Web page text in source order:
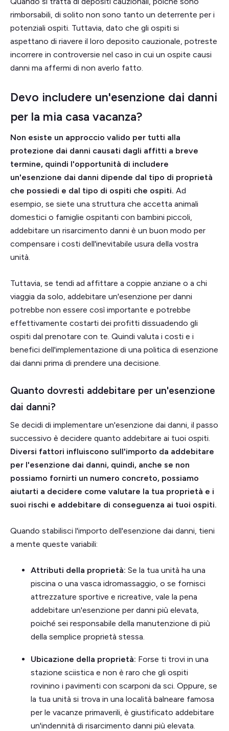
rimborsabili, di solito non sono tanto un deterrente per i
potenziali ospiti. Tuttavia, dato che gli ospiti si
aspettano di riavere il loro deposito cauzionale, potreste
incorrere in controversie nel caso in cui un ospite causi
danni ma affermi di non averlo fatto.
Devo includere un'esenzione dai danni
per la mia casa vacanza?
Non esiste un approccio valido per tutti alla
protezione dai danni causati dagli affitti a breve
termine, quindi l'opportunità di includere
un'esenzione dai danni dipende dal tipo di proprietà
che possiedi e dal tipo di ospiti che ospiti. Ad
esempio, se siete una struttura che accetta animali
domestici o famiglie ospitanti con bambini piccoli,
addebitare un risarcimento danni è un buon modo per
compensare i costi dell'inevitabile usura della vostra
unità.
Tuttavia, se tendi ad affittare a coppie anziane o a chi
viaggia da solo, addebitare un'esenzione per danni
potrebbe non essere così importante e potrebbe
effettivamente costarti dei profitti dissuadendo gli
ospiti dal prenotare con te. Quindi valuta i costi e i
benefici dell'implementazione di una politica di esenzione
dai danni prima di prendere una decisione.
Quanto dovresti addebitare per un'esenzione
dai danni?
Se decidi di implementare un'esenzione dai danni, il passo
successivo è decidere quanto addebitare ai tuoi ospiti.
Diversi fattori influiscono sull'importo da addebitare
per l'esenzione dai danni, quindi, anche se non
possiamo fornirti un numero concreto, possiamo
aiutarti a decidere come valutare la tua proprietà e i
suoi rischi e addebitare di conseguenza ai tuoi ospiti.
Quando stabilisci l'importo dell'esenzione dai danni, tieni
a mente queste variabili:
Attributi della proprietà: Se la tua unità ha una
piscina o una vasca idromassaggio, o se fornisci
attrezzature sportive e ricreative, vale la pena
addebitare un'esenzione per danni più elevata,
poiché sei responsabile della manutenzione di più
della semplice proprietà stessa.
Ubicazione della proprietà: Forse ti trovi in una
stazione sciistica e non è raro che gli ospiti
rovinino i pavimenti con scarponi da sci. Oppure, se
la tua unità si trova in una località balneare famosa
per le vacanze primaverili, è giustificato addebitare
un'indennità di risarcimento danni più elevata.